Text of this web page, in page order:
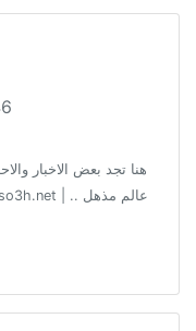
هنا تجد بعض الاخبار